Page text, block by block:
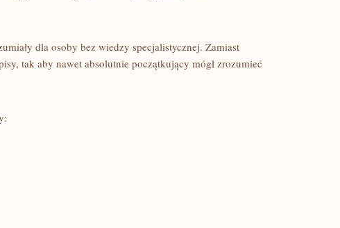
dla osoby bez wiedzy specjalistycznej. Zamiast
tak aby nawet absolutnie początkujący mógł zrozumieć